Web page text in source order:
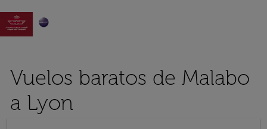

Vuelos baratos de Malabo
a Lyon